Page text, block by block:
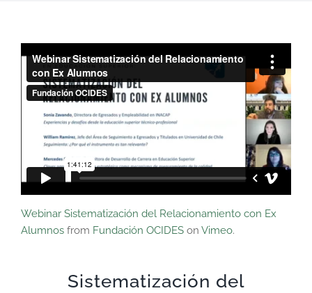
Webinar Sistematización del Relacionamiento con Ex
Alumnos from Fundación OCIDES on Vimeo.
Sistematización del